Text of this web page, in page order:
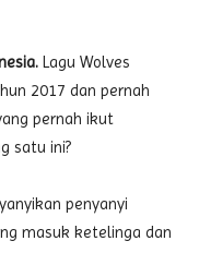
Lagu Wolves
2017 dan pernah
pernah ikut
satu ini?
penyanyi
masuk ketelinga dan